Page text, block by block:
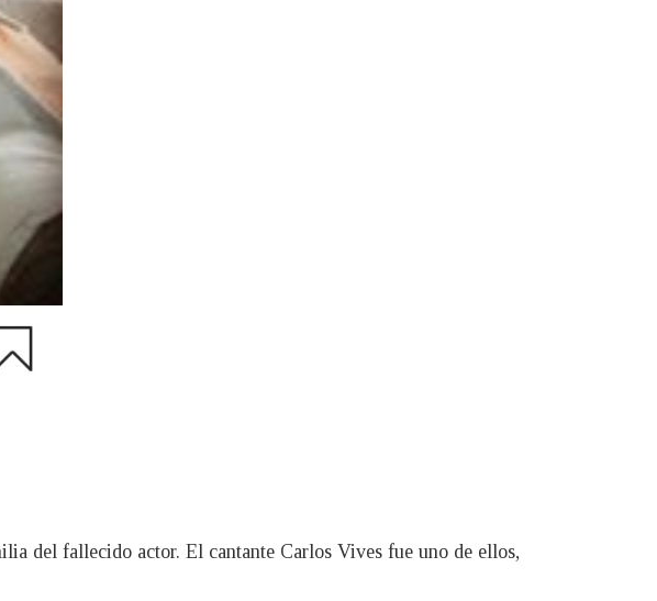
del fallecido actor. El cantante Carlos Vives fue uno de ellos,